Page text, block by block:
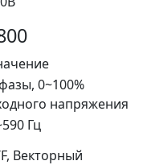
0~100%
напряжения
Гц
Векторный